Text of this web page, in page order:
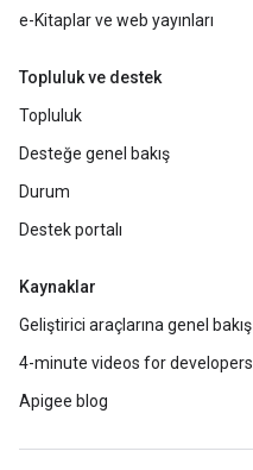
e-Kitaplar ve web yayınları
Topluluk ve destek
Topluluk
Desteğe genel bakış
Durum
Destek portalı
Kaynaklar
Geliştirici araçlarına genel bakış
4-minute videos for developers
Apigee blog